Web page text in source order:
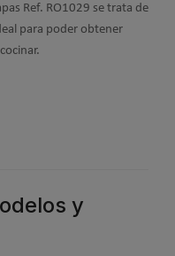
Ref. RO1029 se trata de
para poder obtener
y